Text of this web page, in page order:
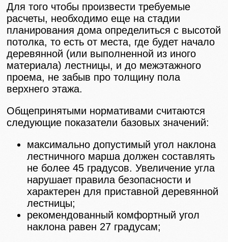
Для того чтобы произвести требуемые
расчеты, необходимо еще на стадии
планирования дома определиться с высотой
потолка, то есть от места, где будет начало
деревянной (или выполненной из иного
материала) лестницы, и до межэтажного
проема, не забыв про толщину пола
верхнего этажа.
Общепринятыми нормативами считаются
следующие показатели базовых значений:
максимально допустимый угол наклона
лестничного марша должен составлять
не более 45 градусов. Увеличение угла
нарушает правила безопасности и
характерен для приставной деревянной
лестницы;
рекомендованный комфортный угол
наклона равен 27 градусам;